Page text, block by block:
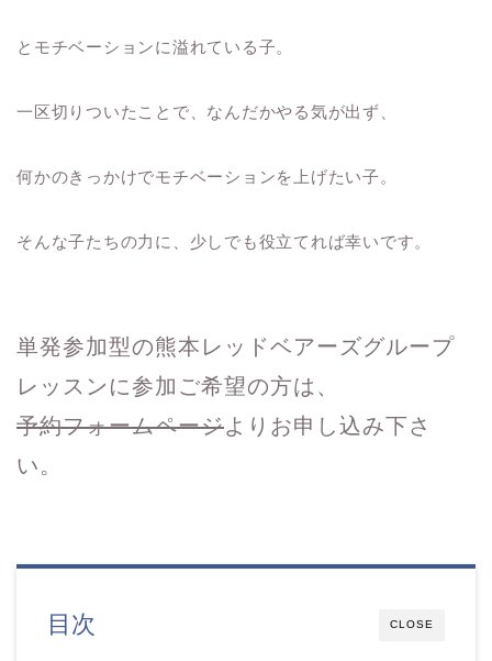
とモチベーションに溢れている子。
一区切りついたことで、なんだかやる気が出ず、
何かのきっかけでモチベーションを上げたい子。
そんな子たちの力に、少しでも役立てれば幸いです。
単発参加型の熊本レッドベアーズグループ
レッスンに参加ご希望の方は、
予約フォームページよりお申し込み下さ
い。
CLOSE
目次